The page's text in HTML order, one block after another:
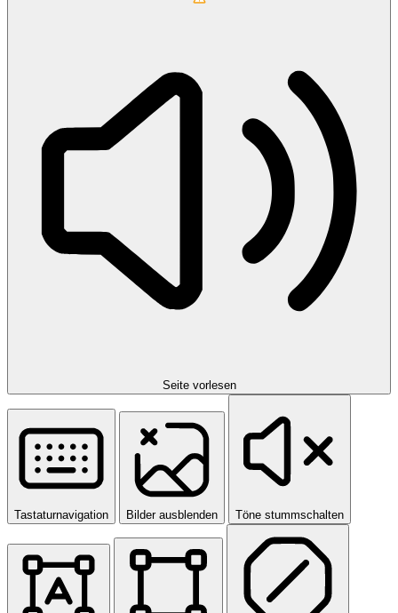
Seite vorlesen
Tastaturnavigation Bilder ausblenden Töne stummschalten